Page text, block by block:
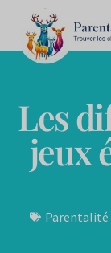
Les
jeux
Parentalité